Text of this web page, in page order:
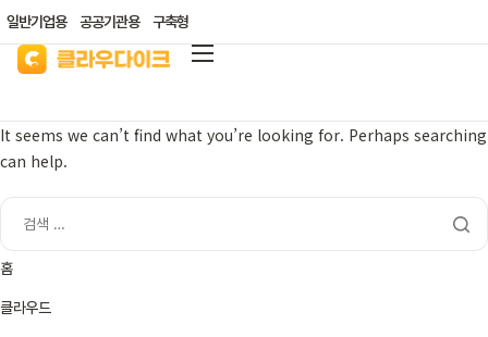
일반기업용 공공기관용 구축형
가격안내
산업별 솔루션
클라우드 바우처
It seems we can’t find what you’re looking for. Perhaps searching
can help.
홈
클라우드